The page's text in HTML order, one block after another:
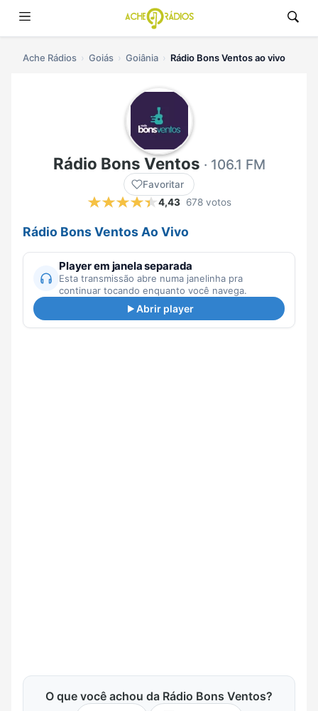
Ache Rádios Goiás Goiânia Rádio Bons Ventos ao vivo
Rádio Bons Ventos · 106.1 FM
Favoritar
4,43 678 votos
Rádio Bons Ventos Ao Vivo
Player em janela separada
Esta transmissão abre numa janelinha pra
continuar tocando enquanto você navega.
Abrir player
O que você achou da Rádio Bons Ventos?